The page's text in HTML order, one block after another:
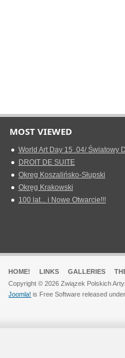
MOST VIEWED
World Art Day 15 .04/ Światowy
DROIT DE SUITE
Okreg Koszalińsko-Słupski
Okręg Krakowski
100 lat... i Nowe Otwarcie!!!
HOME! LINKS GALLERIES
Copyright © 2026 Związek Polskich
Joomla! is Free Software released